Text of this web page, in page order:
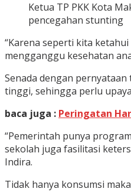
Ketua TP PKK Kota
pencegahan stunting
“Karena seperti kita
mengganggu kesehatan
Senada dengan
tinggi, sehingga perlu
baca juga : Peringatan
“Pemerintah punya
sekolah juga fasilitasi
Indira.
Tidak hanya konsumsi